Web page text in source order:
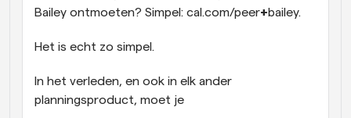
Bailey ontmoeten? Simpel: cal.com/peer+bailey.
Het is echt zo simpel.
In het verleden, en ook in elk ander
planningsproduct, moet je